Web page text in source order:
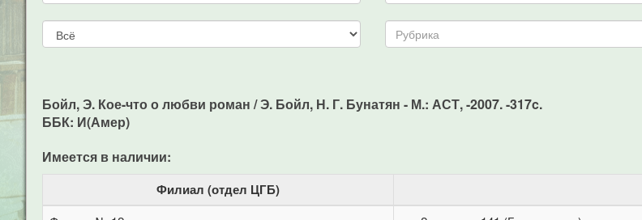
Бойл, Э. Кое-что о любви роман / Э. Бойл, Н. Г. Бунатян - М.: АСТ, -2007. -317c.
ББК: И(Амер)
Имеется в наличии:
Филиал (отдел ЦГБ)